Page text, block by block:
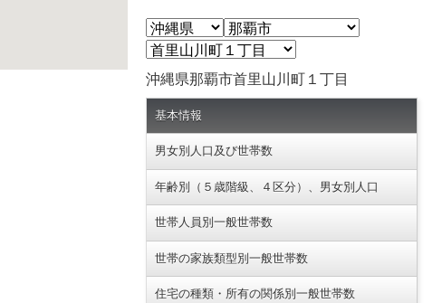
沖縄県那覇市首里山川町１丁目
基本情報
男女別人口及び世帯数
年齢別（５歳階級、４区分）、男女別人口
世帯人員別一般世帯数
世帯の家族類型別一般世帯数
住宅の種類・所有の関係別一般世帯数